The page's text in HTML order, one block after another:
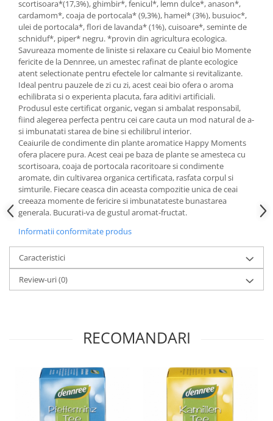
Budinca bio
Indulcitori bio
Inghetata bio si decoratiuni
Ingrediente bio pentru copt
Masline bio si antipasti
Antipasti bio
Masline bio
Pesto bio
Musli si terci
Fulgi din cereale bio
Musli bio
Terci bio
Orez bio si leguminoase
Legume bio
Legume bio in conserva
Orez bio
Paste si fidea
Paste bio din spelta
Paste bio pentru copii
Paste fainoase bio
Pateu, sosuri si conserve
scortisoara*(17,3%), ghimbir*, fenicul*, lemn dulce*, anason*,
cardamom*, coaja de portocala* (9,3%), hamei* (3%), busuioc*,
ulei de portocala*, flori de lavanda* (1%), cuisoare*, seminte de
schniduf*, piper* negru. *provin din agricultura ecologica.
Savureaza momente de liniste si relaxare cu Ceaiul bio Momente
fericite de la Dennree, un amestec rafinat de plante ecologice
atent selectionate pentru efectele lor calmante si revitalizante.
Ideal pentru pauzele de zi cu zi, acest ceai bio ofera o aroma
echilibrata si o experienta placuta, fara aditivi artificiali.
Produsul este certificat organic, vegan si ambalat responsabil,
fiind alegerea perfecta pentru cei care cauta un mod natural de a-
si imbunatati starea de bine si echilibrul interior.
Ceaiurile de condimente din plante aromatice Happy Moments
ofera placere pura. Acest ceai pe baza de plante se amesteca cu
scortisoara, coaja de portocala racoritoare si condimente
aromate, din cultivarea organica certificata, rasfata corpul si
simturile. Fiecare ceasca din aceasta compozitie unica de ceai
creeaza momente de fericire si imbunatateste bunastarea
generala. Bucurati-va de gustul aromat-fructat.
Informatii conformitate produs
Caracteristici
Review-uri(0)
RECOMANDARI